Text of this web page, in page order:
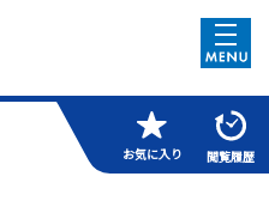
お気に入り 閲覧履歴